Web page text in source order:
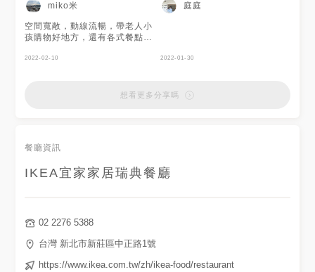
miko米
空間寬敞，動線流暢，帶老人小
孩購物好地方，還有各式餐點，
吃，米飯應該是外國米，一粒粒
鹹一甜加飲料組合算超值，一樓
知道是什麼亂七八糟味道可以形
ok，內餡是冷凍豬肉水餃味很
2022-02-10
庭庭
2022-01-30
想看更多分享嗎
餐廳資訊
IKEA宜家家居瑞典餐廳
02 2276 5388
台灣 新北市新莊區中正路1號
https://www.ikea.com.tw/zh/ikea-food/restaurant